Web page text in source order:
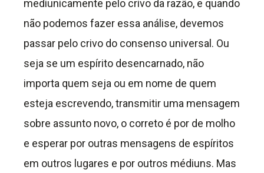
mediunicamente pelo crivo da razão, e quando
não podemos fazer essa análise, devemos
passar pelo crivo do consenso universal. Ou
seja se um espírito desencarnado, não
importa quem seja ou em nome de quem
esteja escrevendo, transmitir uma mensagem
sobre assunto novo, o correto é por de molho
e esperar por outras mensagens de espíritos
em outros lugares e por outros médiuns. Mas